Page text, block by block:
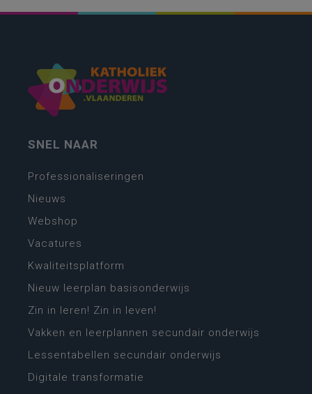
SNEL NAAR
Professionaliseringen
Nieuws
Webshop
Vacatures
Kwaliteitsplatform
Nieuw leerplan basisonderwijs
Zin in leren! Zin in leven!
Vakken en leerplannen secundair onderwijs
Lessentabellen secundair onderwijs
Digitale transformatie